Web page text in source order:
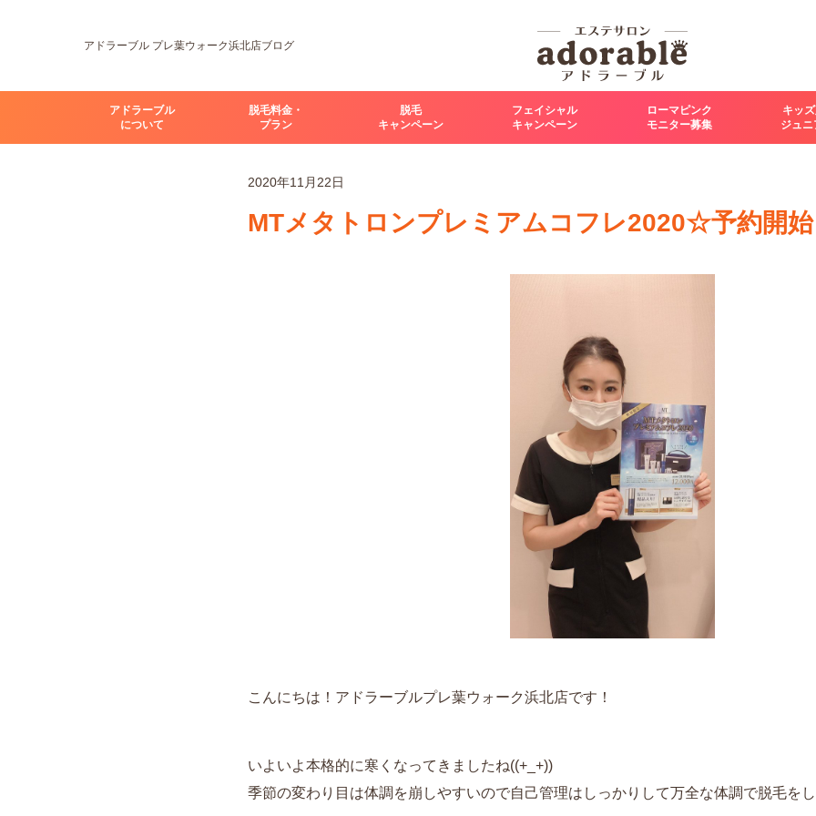
アドラーブル プレ葉ウォーク浜北店ブログ
アドラーブル
について
脱毛料金・
プラン
脱毛
キャンペーン
フェイシャル
キャンペーン
ローマピンク
モニター募集
キッ
ジュ
2020年11月22日
MTメタトロンプレミアムコフレ2020☆予約開始
こんにちは！アドラーブルプレ葉ウォーク浜北店です！
いよいよ本格的に寒くなってきましたね((+_+))
季節の変わり目は体調を崩しやすいので自己管理はしっかりして万全な体調で脱毛を